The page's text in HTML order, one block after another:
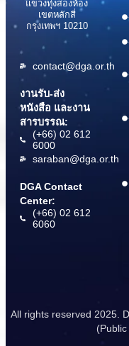
แขวงทุ่งสองห้อง
เขตหลักสี่
กรุงเทพฯ 10210
contact@dga.or.th
งานรับ-ส่ง
หนังสือ และงาน
สารบรรณ:
(+66) 02 612
6000
saraban@dga.or.th
DGA Contact
Center:
(+66) 02 612
6060
All rights reserved 2025.